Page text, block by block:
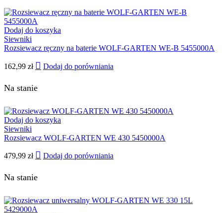
Dodaj do koszyka
Siewniki
Rozsiewacz ręczny na baterie WOLF-GARTEN WE-B 5455000A
162,99 zł Dodaj do porówniania
Na stanie
Dodaj do koszyka
Siewniki
Rozsiewacz WOLF-GARTEN WE 430 5450000A
479,99 zł Dodaj do porówniania
Na stanie